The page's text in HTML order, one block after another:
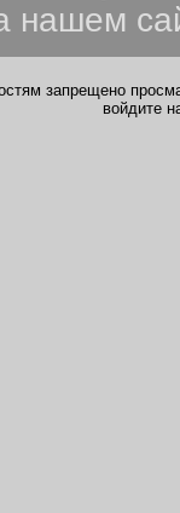
нашем
запрещено
войдите